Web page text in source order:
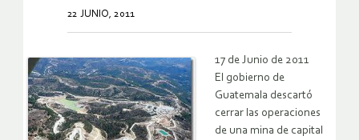
22 JUNIO, 2011
17 de Junio de 2011
El gobierno de
Guatemala descartó
cerrar las operaciones
de una mina de capital